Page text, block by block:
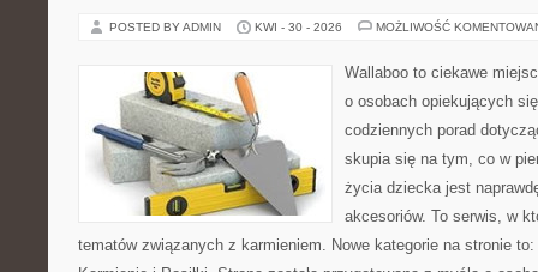
POSTED BY ADMIN KWI - 30 - 2026 MOŻLIWOŚĆ
Wallaboo to ciekawe
o osobach opiekujących
codziennych porad
skupia się na tym, co w
życia dziecka jest
akcesoriów. To serwis, w
tematów związanych z karmieniem. Nowe kategorie na stronie